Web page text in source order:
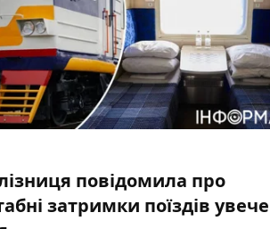
повідомила про
затримки поїздів